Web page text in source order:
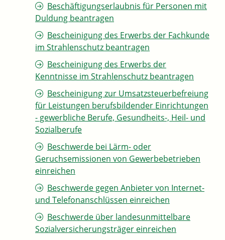
Beschäftigungserlaubnis für Personen mit
Duldung beantragen
Bescheinigung des Erwerbs der Fachkunde
im Strahlenschutz beantragen
Bescheinigung des Erwerbs der
Kenntnisse im Strahlenschutz beantragen
Bescheinigung zur Umsatzsteuerbefreiung
für Leistungen berufsbildender Einrichtungen
- gewerbliche Berufe, Gesundheits-, Heil- und
Sozialberufe
Beschwerde bei Lärm- oder
Geruchsemissionen von Gewerbebetrieben
einreichen
Beschwerde gegen Anbieter von Internet-
und Telefonanschlüssen einreichen
Beschwerde über landesunmittelbare
Sozialversicherungsträger einreichen